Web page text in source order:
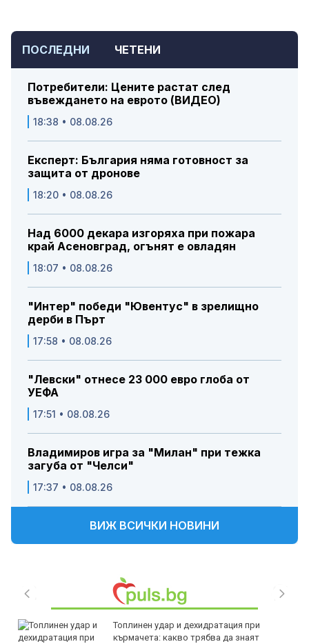
ПОСЛЕДНИ ЧЕТЕНИ
Потребители: Цените растат след
въвеждането на еврото (ВИДЕО)
18:38 • 08.08.26
Експерт: България няма готовност за
защита от дронове
18:20 • 08.08.26
Над 6000 декара изгоряха при пожара
край Асеновград, огънят е овладян
18:07 • 08.08.26
"Интер" победи "Ювентус" в зрелищно
дерби в Пърт
17:58 • 08.08.26
"Левски" отнесе 23 000 евро глоба от
УЕФА
17:51 • 08.08.26
Владимиров игра за "Милан" при тежка
загуба от "Челси"
17:37 • 08.08.26
ВИЖ ВСИЧКИ НОВИНИ
Топлинен удар и дехидратация при
кърмачета: какво трябва да знаят